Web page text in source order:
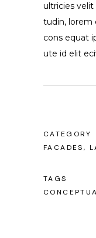
ultricies velit
tudin, lorem
cons equat
ute id elit
CATEGORY
FACADES,
TAGS